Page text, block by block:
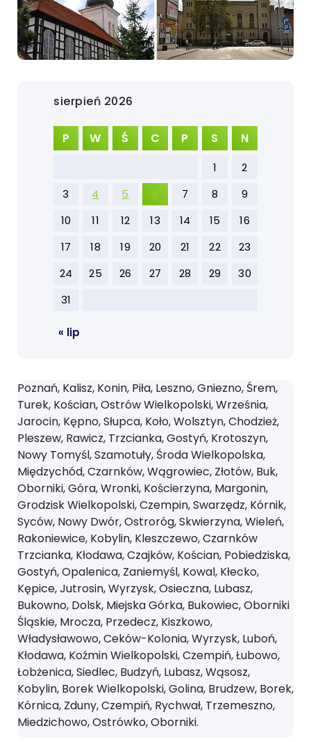
sierpień 2026
P W Ś C P S N
1
2
3
4 5 6 7 8
9
10
11 12 13 14 15
16
17
18 19 20 21 22
23
24
25 26 27 28 29
30
31
« lip
Poznań, Kalisz, Konin, Piła, Leszno, Gniezno, Śrem,
Turek, Kościan, Ostrów Wielkopolski, Września,
Jarocin, Kępno, Słupca, Koło, Wolsztyn, Chodzież,
Pleszew, Rawicz, Trzcianka, Gostyń, Krotoszyn,
Nowy Tomyśl, Szamotuły, Środa Wielkopolska,
Międzychód, Czarnków, Wągrowiec, Złotów, Buk,
Oborniki, Góra, Wronki, Kościerzyna, Margonin,
Grodzisk Wielkopolski, Czempin, Swarzędz, Kórnik,
Syców, Nowy Dwór, Ostroróg, Skwierzyna, Wieleń,
Rakoniewice, Kobylin, Kleszczewo, Czarnków
Trzcianka, Kłodawa, Czajków, Kościan, Pobiedziska,
Gostyń, Opalenica, Zaniemyśl, Kowal, Kłecko,
Kępice, Jutrosin, Wyrzysk, Osieczna, Lubasz,
Bukowno, Dolsk, Miejska Górka, Bukowiec, Oborniki
Śląskie, Mrocza, Przedecz, Kiszkowo,
Władysławowo, Ceków-Kolonia, Wyrzysk, Luboń,
Kłodawa, Koźmin Wielkopolski, Czempiń, Łubowo,
Łobżenica, Siedlec, Budzyń, Lubasz, Wąsosz,
Kobylin, Borek Wielkopolski, Golina, Brudzew, Borek,
Kórnica, Zduny, Czempiń, Rychwał, Trzemeszno,
Miedzichowo, Ostrówko, Oborniki.